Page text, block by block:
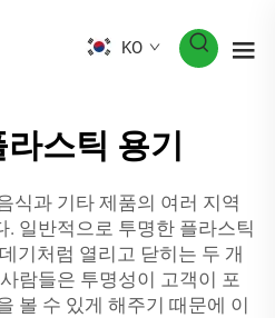
KO
스틱 용기
식과 기타 제품의 여러 지역
. 일반적으로 투명한 플라스틱
기처럼 열리고 닫히는 두 개
람들은 투명성이 고객이 포
볼 수 있게 해주기 때문에 이